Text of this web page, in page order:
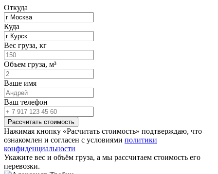
Откуда
Куда
Вес груза, кг
Объем груза, м³
Ваше имя
Ваш телефон
Рассчитать стоимость
Нажимая кнопку «Расчитать стоимость» подтверждаю, что
ознакомлен и согласен с условиями политики
конфиденциальности
Укажите вес и объём груза, а мы рассчитаем стоимость его
перевозки.